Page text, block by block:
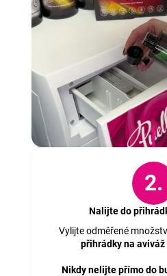
2.
Nalijte do
Vylijte odměřené
přihrádky na aviváž
Nikdy nelijte přímo do